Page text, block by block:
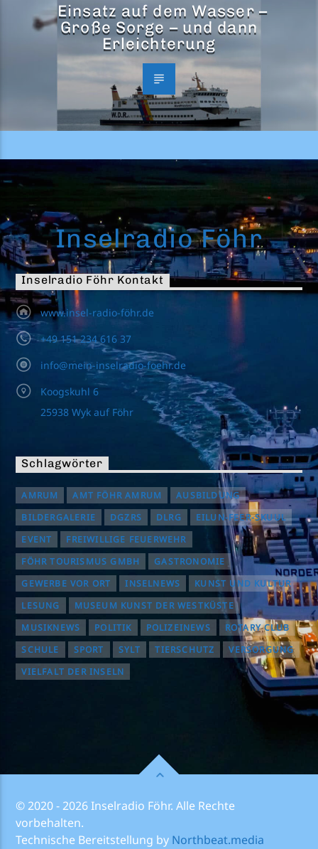
Einsatz auf dem Wasser –
Große Sorge – und dann
Erleichterung
Inselradio Föhr
Inselradio Föhr Kontakt
www.insel-radio-föhr.de
+49 151 234 616 37
info@mein-inselradio-foehr.de
Koogskuhl 6
25938 Wyk auf Föhr
Schlagwörter
AMRUM AMT FÖHR AMRUM
AUSBILDUNG
BILDERGALERIE
DGZRS DLRG
EILUN-FEER-SKUUL
EVENT
FREIWILLIGE FEUERWEHR
FÖHR TOURISMUS GMBH
GASTRONOMIE
GEWERBE VOR ORT
INSELNEWS
KUNST UND KULTUR
LESUNG
MUSEUM KUNST DER WESTKÜSTE
MUSIKNEWS
POLITIK POLIZEINEWS
ROTARY CLUB
SCHULE
SPORT SYLT TIERSCHUTZ
VERSORGUNG
VIELFALT DER INSELN
© 2020 - 2026 Inselradio Föhr. Alle Rechte
vorbehalten.
Technische Bereitstellung by Northbeat.media